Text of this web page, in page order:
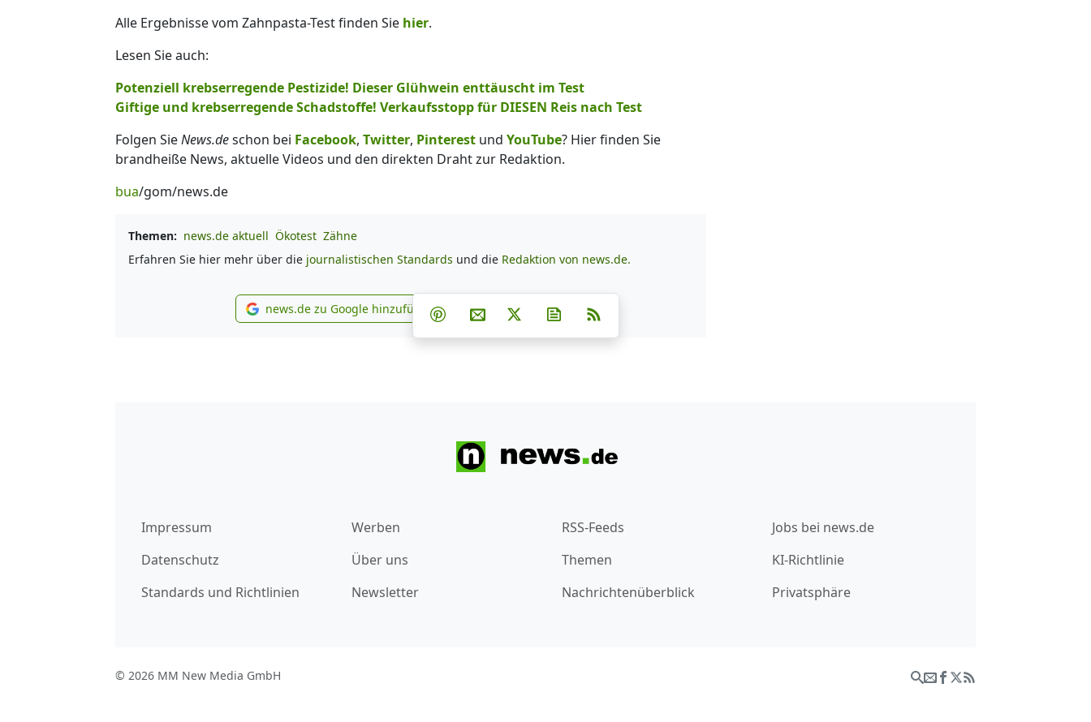
Alle Ergebnisse vom Zahnpasta-Test finden Sie hier.
Lesen Sie auch:
Potenziell krebserregende Pestizide! Dieser Glühwein enttäuscht im Test
Giftige und krebserregende Schadstoffe! Verkaufsstopp für DIESEN Reis nach Test
Folgen SieNews.deschon bei Facebook, Twitter, Pinterest und YouTube? Hier finden Sie
brandheiße News, aktuelle Videos und den direkten Draht zur Redaktion.
bua/gom/news.de
Themen: news.de aktuell Ökotest Zähne
Erfahren Sie hier mehr über die journalistischen Standards und die Redaktion von news.de.
news.de zu Google hinzufügen
news.de zu Google hinzufügen Teilen auf Facebook
Teilen auf Whatsapp
Teilen auf Telegram
Teilen auf Pinterest
Per E-Mail teilen
Post auf XNewsletter abonnieren
Impressum
Datenschutz
Standards und Richtlinien
Werben
Über uns
Newsletter
RSS-Feeds
Themen
Nachrichtenüberblick
Jobs bei news.de
KI-Richtlinie
Privatsphäre
© 2026 MM New Media GmbH